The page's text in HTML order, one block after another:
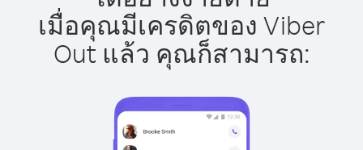
เมื่อคุณมีเครดิตของ Viber
Out แล้ว คุณก็สามารถ: